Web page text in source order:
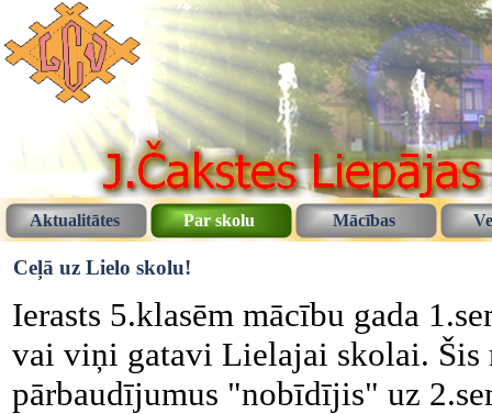
Aktualitātes Par skolu Mācības
Ceļā uz Lielo skolu!
Ierasts 5.klasēm mācību gada
vai viņi gatavi Lielajai skolai. Šis
pārbaudījumus "nobīdījis" uz